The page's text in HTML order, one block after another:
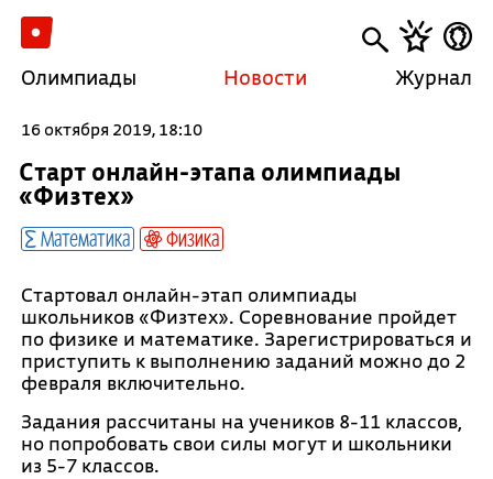
Олимпиады Новости Журнал
16 октября 2019, 18:10
Старт онлайн-этапа олимпиады
«Физтех»
Математика Физика
Стартовал онлайн-этап олимпиады
школьников «Физтех». Соревнование пройдет
по физике и математике. Зарегистрироваться и
приступить к выполнению заданий можно до 2
февраля включительно.
Задания рассчитаны на учеников 8-11 классов,
но попробовать свои силы могут и школьники
из 5-7 классов.